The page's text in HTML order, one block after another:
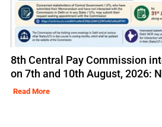
8th Central Pay Commission
on 7th and 10th August, 2026:
Read More